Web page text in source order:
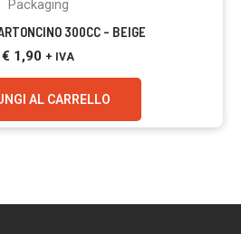
Packaging
300CC – BEIGE
€ 1,90 + IVA
AL CARRELLO